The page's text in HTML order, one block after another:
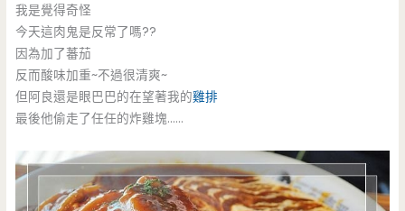
我是覺得奇怪
今天這肉鬼是反常了嗎??
因為加了蕃茄
反而酸味加重~不過很清爽~
但阿良還是眼巴巴的在望著我的雞排
最後他偷走了任任的炸雞塊……